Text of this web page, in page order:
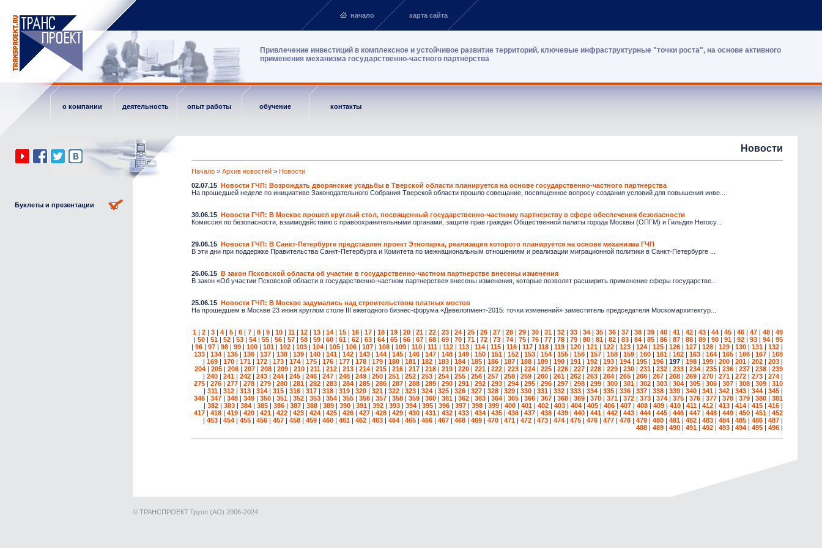
начало карта сайта
Привлечение инвестиций в комплексное и устойчивое развитие территорий, ключевые инфраструктурные "точки роста", на основе активного
применения механизма государственно-частного партнёрства
о компании деятельность опыт работы обучение контакты
Буклеты и презентации
Новости
Начало > Архив новостей > Новости
02.07.15 Новости ГЧП: Возрождать дворянские усадьбы в Тверской области планируется на основе государственно-частного партнерства
На прошедшей неделе по инициативе Законодательного Собрания Тверской области прошло совещание, посвященное вопросу создания условий для повышения инве...
30.06.15 Новости ГЧП: В Москве прошел круглый стол, посвященный государственно-частному партнерству в сфере обеспечения безопасности
Комиссия по безопасности, взаимодействию с правоохранительными органами, защите прав граждан Общественной палаты города Москвы (ОПГМ) и Гильдия Негосу...
29.06.15 Новости ГЧП: В Санкт-Петербурге представлен проект Этнопарка, реализация которого планируется на основе механизма ГЧП
В эти дни при поддержке Правительства Санкт-Петербурга и Комитета по межнациональным отношениям и реализации миграционной политики в Санкт-Петербурге ...
26.06.15 В закон Псковской области об участии в государственно-частном партнерстве внесены изменения
В закон «Об участии Псковской области в государственно-частном партнерстве» внесены изменения, которые позволят расширить применение сферы государстве...
25.06.15 Новости ГЧП: В Москве задумались над строительством платных мостов
На прошедшем в Москве 23 июня круглом столе III ежегодного бизнес-форума «Девелопмент-2015: точки изменений» заместитель председателя Москомархитектур...
1 | 2 | 3 | 4 | 5 | 6 | 7 | 8 | 9 | 10 | 11 | 12 | 13 | 14 | 15 | 16 | 17 | 18 | 19 | 20 | 21 | 22 | 23 | 24 | 25 | 26 | 27 | 28 | 29 | 30 | 31 | 32 | 33 | 34 | 35 | 36 | 37 | 38 | 39 | 40 | 41 | 42 | 43 | 44 | 45 | 46 | 47 | 48 | 49
| 50 | 51 | 52 | 53 | 54 | 55 | 56 | 57 | 58 | 59 | 60 | 61 | 62 | 63 | 64 | 65 | 66 | 67 | 68 | 69 | 70 | 71 | 72 | 73 | 74 | 75 | 76 | 77 | 78 | 79 | 80 | 81 | 82 | 83 | 84 | 85 | 86 | 87 | 88 | 89 | 90 | 91 | 92 | 93 | 94 | 95
| 96 | 97 | 98 | 99 | 100 | 101 | 102 | 103 | 104 | 105 | 106 | 107 | 108 | 109 | 110 | 111 | 112 | 113 | 114 | 115 | 116 | 117 | 118 | 119 | 120 | 121 | 122 | 123 | 124 | 125 | 126 | 127 | 128 | 129 | 130 | 131 | 132 |
133 | 134 | 135 | 136 | 137 | 138 | 139 | 140 | 141 | 142 | 143 | 144 | 145 | 146 | 147 | 148 | 149 | 150 | 151 | 152 | 153 | 154 | 155 | 156 | 157 | 158 | 159 | 160 | 161 | 162 | 163 | 164 | 165 | 166 | 167 | 168
| 169 | 170 | 171 | 172 | 173 | 174 | 175 | 176 | 177 | 178 | 179 | 180 | 181 | 182 | 183 | 184 | 185 | 186 | 187 | 188 | 189 | 190 | 191 | 192 | 193 | 194 | 195 | 196 | 197 | 198 | 199 | 200 | 201 | 202 | 203 |
204 | 205 | 206 | 207 | 208 | 209 | 210 | 211 | 212 | 213 | 214 | 215 | 216 | 217 | 218 | 219 | 220 | 221 | 222 | 223 | 224 | 225 | 226 | 227 | 228 | 229 | 230 | 231 | 232 | 233 | 234 | 235 | 236 | 237 | 238 | 239
| 240 | 241 | 242 | 243 | 244 | 245 | 246 | 247 | 248 | 249 | 250 | 251 | 252 | 253 | 254 | 255 | 256 | 257 | 258 | 259 | 260 | 261 | 262 | 263 | 264 | 265 | 266 | 267 | 268 | 269 | 270 | 271 | 272 | 273 | 274 |
275 | 276 | 277 | 278 | 279 | 280 | 281 | 282 | 283 | 284 | 285 | 286 | 287 | 288 | 289 | 290 | 291 | 292 | 293 | 294 | 295 | 296 | 297 | 298 | 299 | 300 | 301 | 302 | 303 | 304 | 305 | 306 | 307 | 308 | 309 | 310
| 311 | 312 | 313 | 314 | 315 | 316 | 317 | 318 | 319 | 320 | 321 | 322 | 323 | 324 | 325 | 326 | 327 | 328 | 329 | 330 | 331 | 332 | 333 | 334 | 335 | 336 | 337 | 338 | 339 | 340 | 341 | 342 | 343 | 344 | 345 |
346 | 347 | 348 | 349 | 350 | 351 | 352 | 353 | 354 | 355 | 356 | 357 | 358 | 359 | 360 | 361 | 362 | 363 | 364 | 365 | 366 | 367 | 368 | 369 | 370 | 371 | 372 | 373 | 374 | 375 | 376 | 377 | 378 | 379 | 380 | 381
| 382 | 383 | 384 | 385 | 386 | 387 | 388 | 389 | 390 | 391 | 392 | 393 | 394 | 395 | 396 | 397 | 398 | 399 | 400 | 401 | 402 | 403 | 404 | 405 | 406 | 407 | 408 | 409 | 410 | 411 | 412 | 413 | 414 | 415 | 416 |
417 | 418 | 419 | 420 | 421 | 422 | 423 | 424 | 425 | 426 | 427 | 428 | 429 | 430 | 431 | 432 | 433 | 434 | 435 | 436 | 437 | 438 | 439 | 440 | 441 | 442 | 443 | 444 | 445 | 446 | 447 | 448 | 449 | 450 | 451 | 452
| 453 | 454 | 455 | 456 | 457 | 458 | 459 | 460 | 461 | 462 | 463 | 464 | 465 | 466 | 467 | 468 | 469 | 470 | 471 | 472 | 473 | 474 | 475 | 476 | 477 | 478 | 479 | 480 | 481 | 482 | 483 | 484 | 485 | 486 | 487 |
488 | 489 | 490 | 491 | 492 | 493 | 494 | 495 | 496 |
© ТРАНСПРОЕКТ Групп (АО) 2006-2024